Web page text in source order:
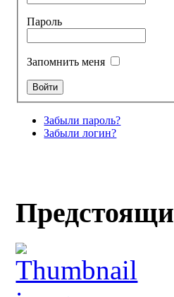
Пароль
Запомнить меня
Забыли пароль?
Забыли логин?